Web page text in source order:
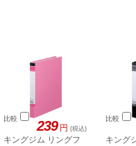
比較 239 円 (税込)
キングジム リングフ
比較
キング